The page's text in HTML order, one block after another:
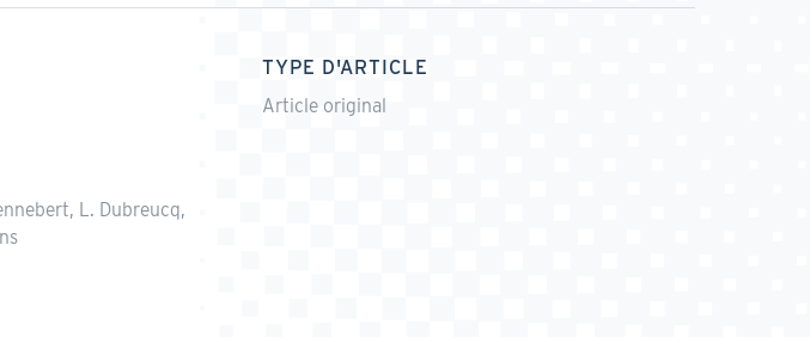
TYPE D'ARTICLE
Article original
L. Dubreucq,